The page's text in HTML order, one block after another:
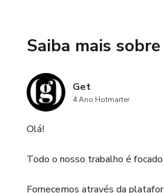
Saiba mais
Get
4 Ano Hotmarter
Olá!
Todo o nosso trabalho é
Fornecemos através da